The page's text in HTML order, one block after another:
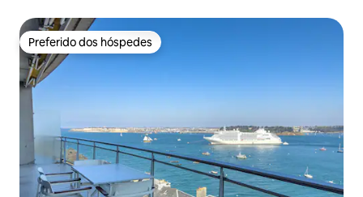
Preferido dos hóspedes
Preferido dos hóspedes